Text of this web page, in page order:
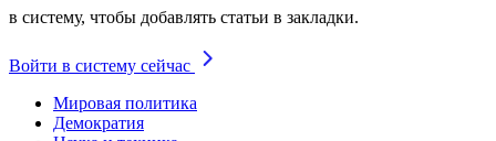
в систему, чтобы добавлять статьи в закладки.
Войти в систему сейчас
Мировая политика
Демократия